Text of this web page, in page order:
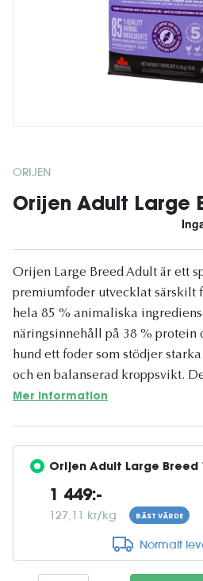
ORIJEN
Orijen Adult Large
Orijen Large Breed Adult är ett
premiumfoder utvecklat särskilt
hela 85 % animaliska
näringsinnehåll på 38 % protein
hund ett foder som stödjer
och en balanserad kroppsvikt.
Mer information
Orijen Adult Large Breed
1 449:-
127,11 kr/kg BÄST VÄRDE
Normalt